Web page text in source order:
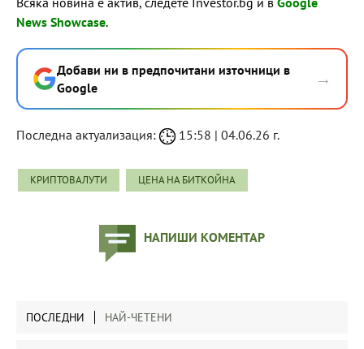
News Showcase.
Добави ни в предпочитани източници в
Google
→
Последна актуализация: 15:58 | 04.06.26 г.
КРИПТОВАЛУТИ ЦЕНА НА БИТКОЙНА
НАПИШИ КОМЕНТАР
ПОСЛЕДНИ НАЙ-ЧЕТЕНИ